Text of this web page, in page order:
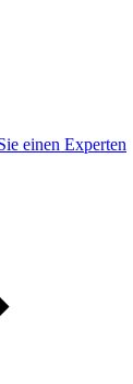
einen Experten